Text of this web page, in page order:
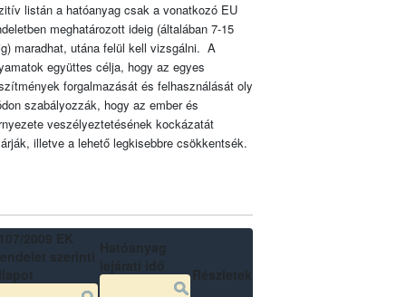
listán a hatóanyag csak a vonatkozó EU
meghatározott ideig (általában 7-15
maradhat, utána felül kell vizsgálni. A
együttes célja, hogy az egyes
forgalmazását és felhasználását oly
szabályozzák, hogy az ember és
veszélyeztetésének kockázatát
illetve a lehető legkisebbre csökkentsék.